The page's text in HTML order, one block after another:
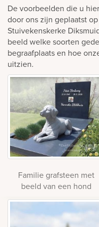
De voorbeelden die u
door ons zijn geplaatst
Stuivekenskerke
beeld welke soorten
begraafplaats en hoe
uitzien.
Familie grafsteen met
beeld van een hond